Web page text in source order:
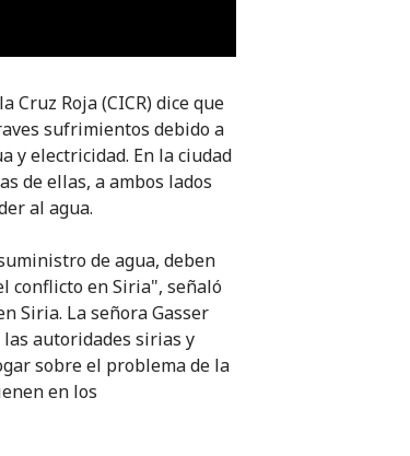
Cruz Roja (CICR) dice que
sufrimientos debido a
y electricidad. En la ciudad
de ellas, a ambos lados
al agua.
de agua, deben
conflicto en Siria", señaló
Siria. La señora Gasser
las autoridades sirias y
sobre el problema de la
en los